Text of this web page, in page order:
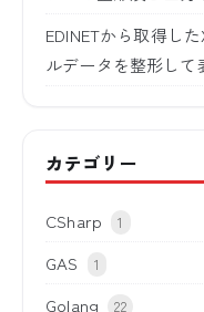
EDINETから取得し
ルデータを整形して
カテゴリー
CSharp 1
GAS 1
Golang 22